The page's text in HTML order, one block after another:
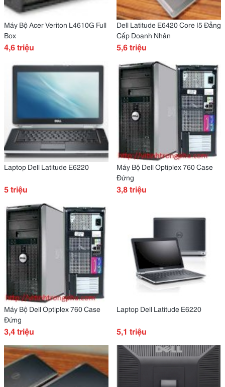
Máy Bộ Acer Veriton L4610G Full
Box
4,6 triệu
Dell Latitude E6420 Core I5 Đẳng
Cấp Doanh Nhân
5,6 triệu
Laptop Dell Latitude E6220
5 triệu
Máy Bộ Dell Optiplex 760 Case
Đứng
3,8 triệu
Máy Bộ Dell Optiplex 760 Case
Đứng
3,4 triệu
Laptop Dell Latitude E6220
5,1 triệu